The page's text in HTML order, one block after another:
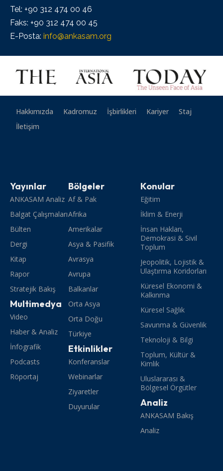
Tel: +90 312 474 00 46
Faks: +90 312 474 00 45
E-Posta: info@ankasam.org
Hakkımızda Kadromuz İşbirlikleri Kariyer
Staj
İletişim
Yayınlar
ANKASAM Analiz
Balgat Çalışmaları
Bülten
Dergi
Kitap
Rapor
Stratejik Bakış
Multimedya
Video
Haber & Analiz
İnfografik
Podcasts
Röportaj
Bölgeler
Af & Pak
Afrika
Amerikalar
Asya & Pasifik
Avrasya
Avrupa
Balkanlar
Orta Asya
Orta Doğu
Türkiye
Etkinlikler
Konferanslar
Webinarlar
Ziyaretler
Duyurular
Konular
Eğitim
İklim & Enerji
İnsan Hakları,
Demokrasi & Sivil
Toplum
Jeopolitik, Lojistik &
Ulaştırma Koridorları
Küresel Ekonomi &
Kalkınma
Küresel Sağlık
Savunma & Güvenlik
Teknoloji & Bilgi
Toplum, Kültür &
Kimlik
Uluslararası &
Bölgesel Örgütler
Analiz
ANKASAM Bakış
Analiz